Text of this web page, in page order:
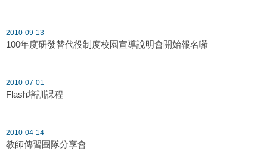
2010-09-13
100年度研發替代役制度校園宣導說明會開始報名囉
2010-07-01
Flash培訓課程
2010-04-14
教師傳習團隊分享會